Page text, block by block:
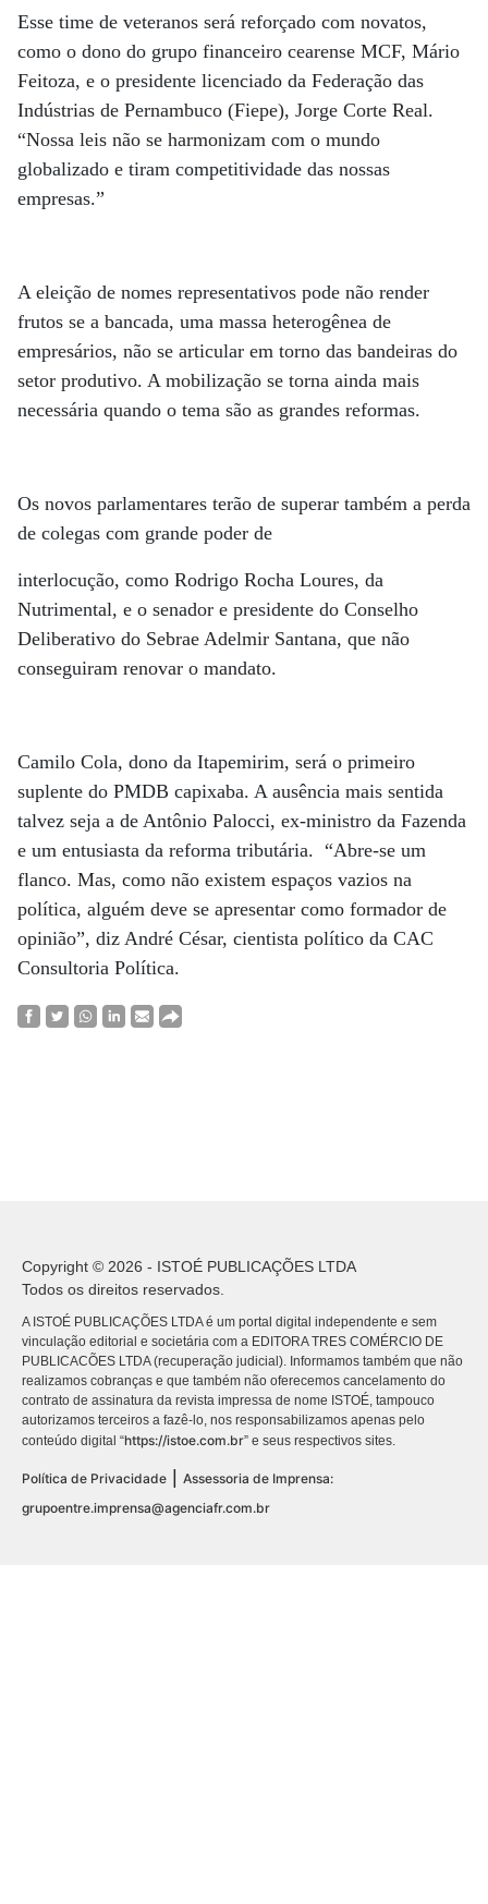
Esse time de veteranos será reforçado com novatos,
como o dono do grupo financeiro cearense MCF, Mário
Feitoza, e o presidente licenciado da Federação das
Indústrias de Pernambuco (Fiepe), Jorge Corte Real.
“Nossa leis não se harmonizam com o mundo
globalizado e tiram competitividade das nossas
empresas.”
A eleição de nomes representativos pode não render
frutos se a bancada, uma massa heterogênea de
empresários, não se articular em torno das bandeiras do
setor produtivo. A mobilização se torna ainda mais
necessária quando o tema são as grandes reformas.
Os novos parlamentares terão de superar também a perda
de colegas com grande poder de
interlocução, como Rodrigo Rocha Loures, da
Nutrimental, e o senador e presidente do Conselho
Deliberativo do Sebrae Adelmir Santana, que não
conseguiram renovar o mandato.
Camilo Cola, dono da Itapemirim, será o primeiro
suplente do PMDB capixaba. A ausência mais sentida
talvez seja a de Antônio Palocci, ex-ministro da Fazenda
e um entusiasta da reforma tributária. “Abre-se um
flanco. Mas, como não existem espaços vazios na
política, alguém deve se apresentar como formador de
opinião”, diz André César, cientista político da CAC
Consultoria Política.
Copyright © 2026 - ISTOÉ PUBLICAÇÕES LTDA
Todos os direitos reservados.
A ISTOÉ PUBLICAÇÕES LTDA é um portal digital independente e sem
vinculação editorial e societária com a EDITORA TRES COMÉRCIO DE
PUBLICACÕES LTDA (recuperação judicial). Informamos também que não
realizamos cobranças e que também não oferecemos cancelamento do
contrato de assinatura da revista impressa de nome ISTOÉ, tampouco
autorizamos terceiros a fazê-lo, nos responsabilizamos apenas pelo
conteúdo digital “https://istoe.com.br” e seus respectivos sites.
Política de Privacidade
Assessoria de Imprensa:
grupoentre.imprensa@agenciafr.com.br